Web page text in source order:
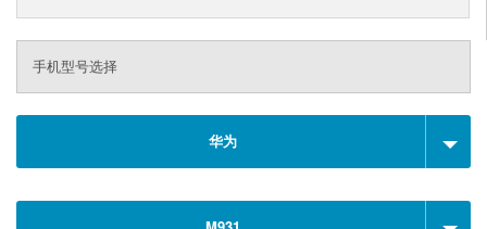
手机型号选择
华为